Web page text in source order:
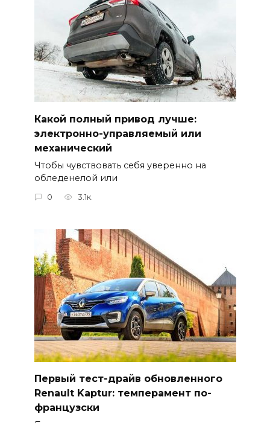
Какой полный привод лучше:
электронно-управляемый или
механический
Чтобы чувствовать себя уверенно на
обледенелой или
0 3.1к.
Первый тест-драйв обновленного
Renault Kaptur: темперамент по-
французски